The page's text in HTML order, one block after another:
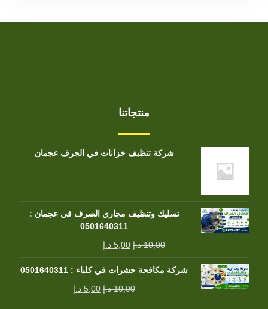
منتجاتنا
شركة تنظيف خزانات في الجرف عجمان
تسليك وتنظيف مجاري الصرف في عجمان :
0501640311
10,00 د.إ 5,00 د.إ
شركة مكافحة حشرات في كلباء : 0501640311
10,00 د.إ 5,00 د.إ